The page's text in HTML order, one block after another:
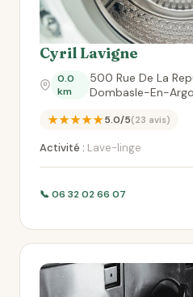
Cyril Lavigne
0.0
km
500 Rue De La
Dombasle-En-
★★★★★5.0/5(23 avis)
Activité : Lave-linge
📞 06 32 02 66 07